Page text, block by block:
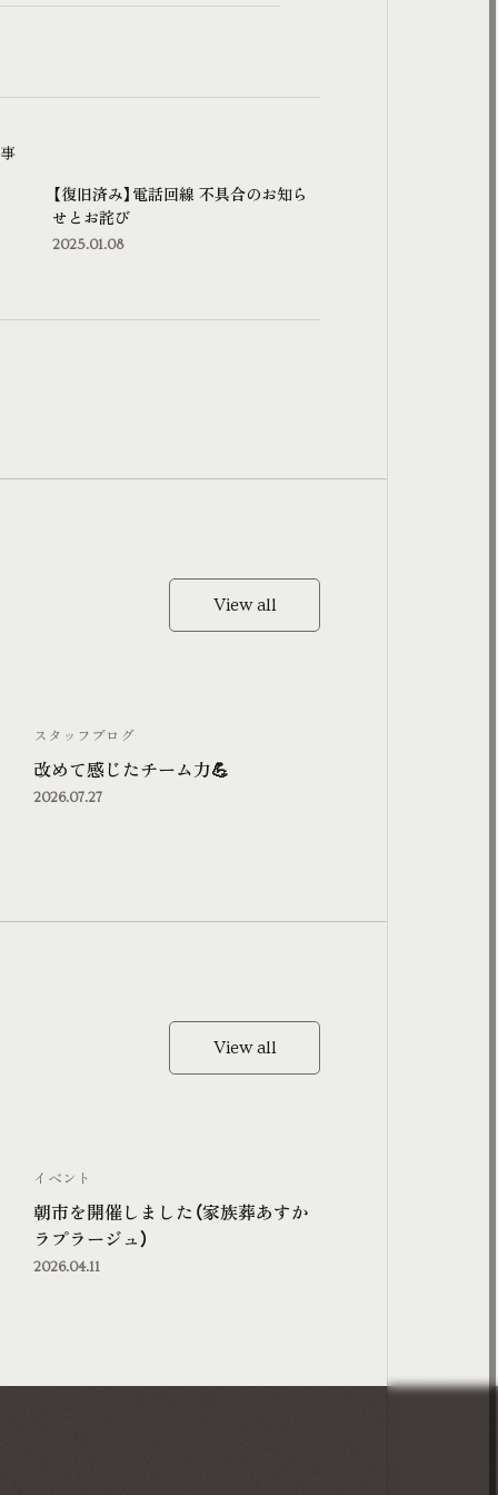
【復旧済み】電話回線 不具合のお知ら
せとお詫び
2025.01.08
View all
改めて感じたチーム力💪
スタッフブログ
2026.07.27
View all
View all
朝市を開催しました（家族葬あすか
ラプラージュ）
イベント
2026.04.11